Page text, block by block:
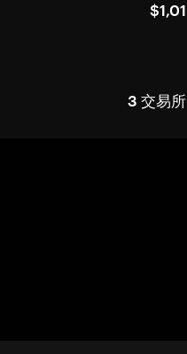
$1,01
3 交易所